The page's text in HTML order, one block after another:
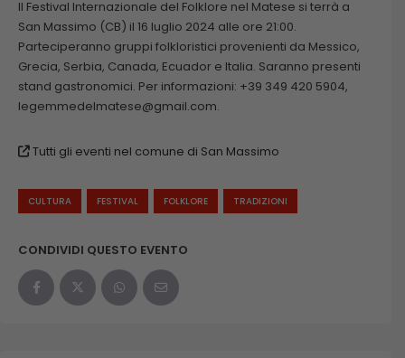
Il Festival Internazionale del Folklore nel Matese si terrà a
San Massimo (CB) il 16 luglio 2024 alle ore 21:00.
Parteciperanno gruppi folkloristici provenienti da Messico,
Grecia, Serbia, Canada, Ecuador e Italia. Saranno presenti
stand gastronomici. Per informazioni: +39 349 420 5904,
legemmedelmatese@gmail.com.
Tutti gli eventi nel comune di San Massimo
CULTURA FESTIVAL FOLKLORE TRADIZIONI
CONDIVIDI QUESTO EVENTO